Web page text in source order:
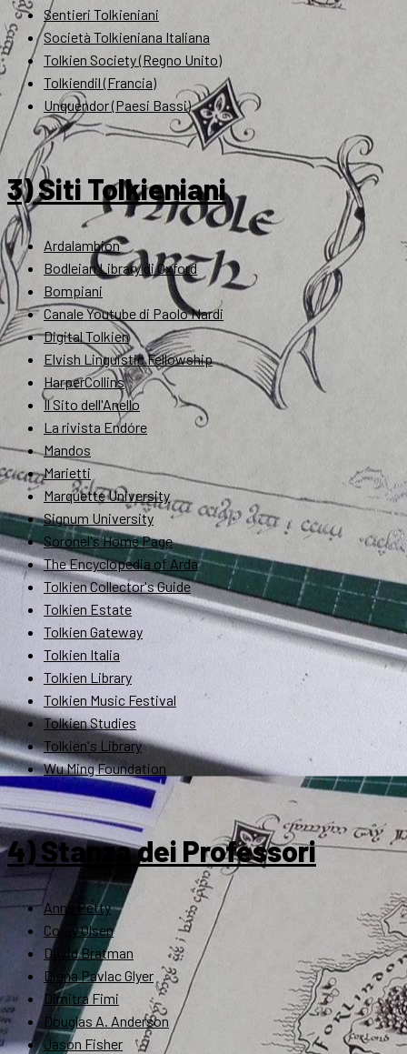
Sentieri Tolkieniani
Società Tolkieniana Italiana
Tolkien Society (Regno Unito)
Tolkiendil (Francia)
Unquendor (Paesi Bassi)
3) Siti Tolkieniani
Ardalambion
Bodleian Library di Oxford
Bompiani
Canale Youtube di Paolo Nardi
Digital Tolkien
Elvish Linguistic Fellowship
HarperCollins
Il Sito dell'Anello
La rivista Endóre
Mandos
Marietti
Marquette University
Signum University
Soronel's Home Page
The Encyclopedia of Arda
Tolkien Collector's Guide
Tolkien Estate
Tolkien Gateway
Tolkien Italia
Tolkien Library
Tolkien Music Festival
Tolkien Studies
Tolkien's Library
Wu Ming Foundation
4) Stanza dei Professori
Anne Petty
Corey Olsen
David Bratman
Diana Pavlac Glyer
Dimitra Fimi
Douglas A. Anderson
Jason Fisher